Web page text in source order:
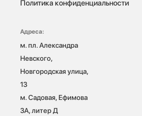
Политика конфиденциальности
Адреса:
м. пл. Александра
Невского,
Новгородская улица,
13
м. Садовая, Ефимова
3А, литер Д